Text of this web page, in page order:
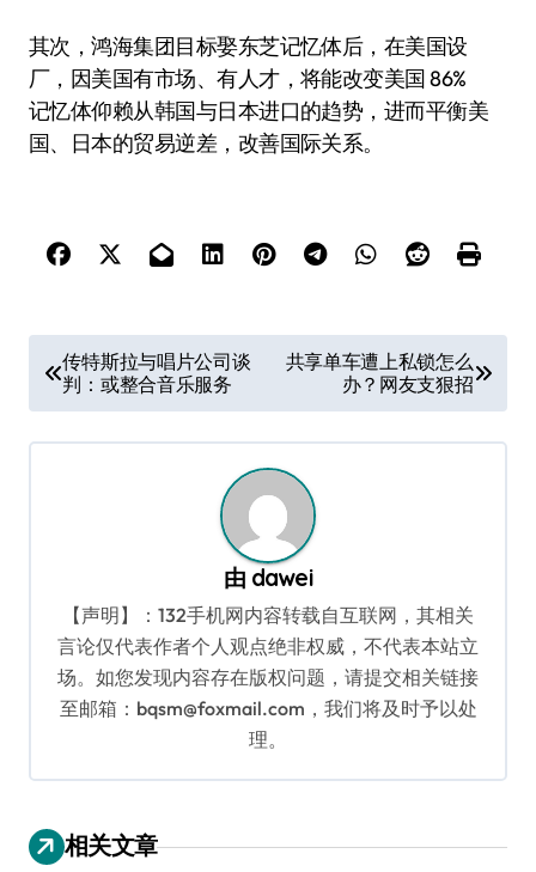
其次，鸿海集团目标娶东芝记忆体后，在美国设
厂，因美国有市场、有人才，将能改变美国 86%
记忆体仰赖从韩国与日本进口的趋势，进而平衡美
国、日本的贸易逆差，改善国际关系。
章
导
传特斯拉与唱片公司谈
判：或整合音乐服务
共享单车遭上私锁怎么
办？网友支狠招
由 dawei
【声明】：132手机网内容转载自互联网，其相关
言论仅代表作者个人观点绝非权威，不代表本站立
场。如您发现内容存在版权问题，请提交相关链接
至邮箱：bqsm@foxmail.com，我们将及时予以处
理。
相关文章